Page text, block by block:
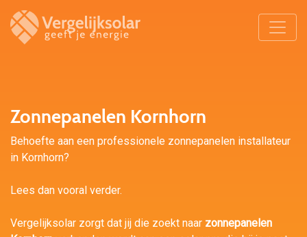
Zonnepanelen Kornhorn
Behoefte aan een professionele zonnepanelen installateur
in Kornhorn?
Lees dan vooral verder.
Vergelijksolar zorgt dat jij die zoekt naar zonnepanelen